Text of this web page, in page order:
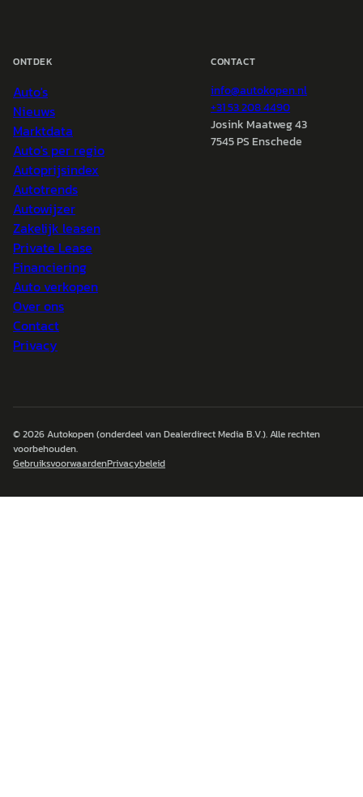
ONTDEK
Auto's
Nieuws
Marktdata
Auto's per regio
Autoprijsindex
Autotrends
Autowijzer
Zakelijk leasen
Private Lease
Financiering
Auto verkopen
Over ons
Contact
Privacy
CONTACT
info@autokopen.nl
+31 53 208 4490
Josink Maatweg 43
7545 PS Enschede
© 2026Autokopen(onderdeel van Dealerdirect Media B.V.). Alle rechten
voorbehouden.
GebruiksvoorwaardenPrivacybeleid